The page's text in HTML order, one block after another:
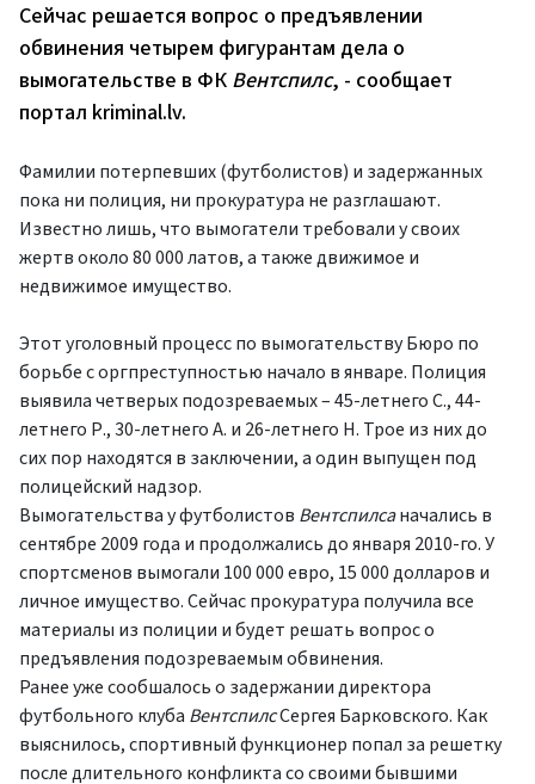
Сейчас решается вопрос о предъявлении
обвинения четырем фигурантам дела о
вымогательстве в ФК Вентспилс, - сообщает
портал kriminal.lv.
Фамилии потерпевших (футболистов) и задержанных
пока ни полиция, ни прокуратура не разглашают.
Известно лишь, что вымогатели требовали у своих
жертв около 80 000 латов, а также движимое и
недвижимое имущество.
Этот уголовный процесс по вымогательству Бюро по
борьбе с оргпреступностью начало в январе. Полиция
выявила четверых подозреваемых – 45-летнего С., 44-
летнего Р., 30-летнего А. и 26-летнего Н. Трое из них до
сих пор находятся в заключении, а один выпущен под
полицейский надзор.
Вымогательства у футболистов Вентспилсаначались в
сентябре 2009 года и продолжались до января 2010-го. У
спортсменов вымогали 100 000 евро, 15 000 долларов и
личное имущество. Сейчас прокуратура получила все
материалы из полиции и будет решать вопрос о
предъявления подозреваемым обвинения.
Ранее уже сообшалось о задержании директора
футбольного клуба ВентспилсСергея Барковского. Как
выяснилось, спортивный функционер попал за решетку
после длительного конфликта со своими бывшими